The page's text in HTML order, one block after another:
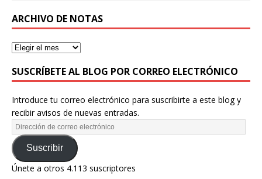
ARCHIVO DE NOTAS
SUSCRÍBETE AL BLOG POR CORREO ELECTRÓNICO
Introduce tu correo electrónico para suscribirte a este blog y
recibir avisos de nuevas entradas.
Suscribir
Únete a otros 4.113 suscriptores